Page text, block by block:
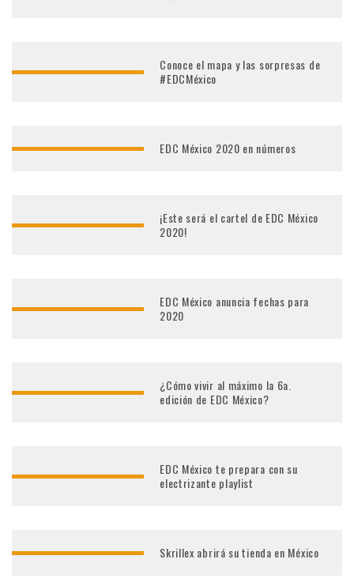
Conoce el mapa y las sorpresas de
#EDCMéxico
EDC México 2020 en números
¡Este será el cartel de EDC México
2020!
EDC México anuncia fechas para
2020
¿Cómo vivir al máximo la 6a.
edición de EDC México?
EDC México te prepara con su
electrizante playlist
Skrillex abrirá su tienda en México